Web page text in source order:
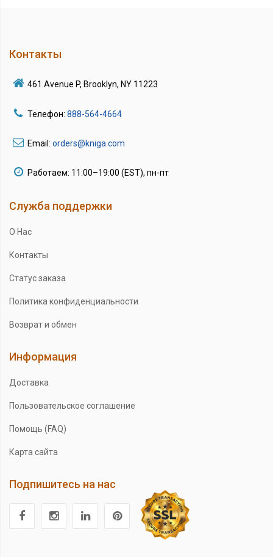
Контакты
461 Avenue P, Brooklyn, NY 11223
Телефон: 888-564-4664
Email: orders@kniga.com
Работаем: 11:00–19:00 (EST), пн-пт
Служба поддержки
О Нас
Контакты
Статус заказа
Политика конфиденциальности
Возврат и обмен
Информация
Доставка
Пользовательское соглашение
Помощь (FAQ)
Карта сайта
Подпишитесь на нас